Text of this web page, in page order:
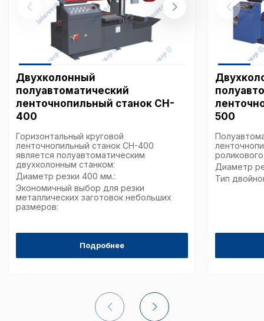
Двухколонный
полуавтоматический
ленточнопильный станок CH-
400
Горизонтальный круговой
ленточнопильный станок CH-400
является полуавтоматическим
двухколонным станком:
Диаметр резки 400 мм.:
Экономичный выбор для резки
металлических заготовок небольших
размеров:
Подробнее
500
Диаметр
Тип